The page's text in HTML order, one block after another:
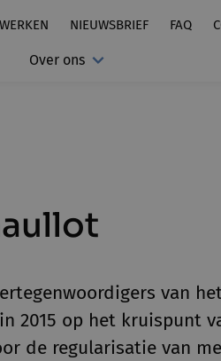
NIEUWSBRIEF FAQ
Over ons
van
2015 op het kruispunt
de regularisatie van